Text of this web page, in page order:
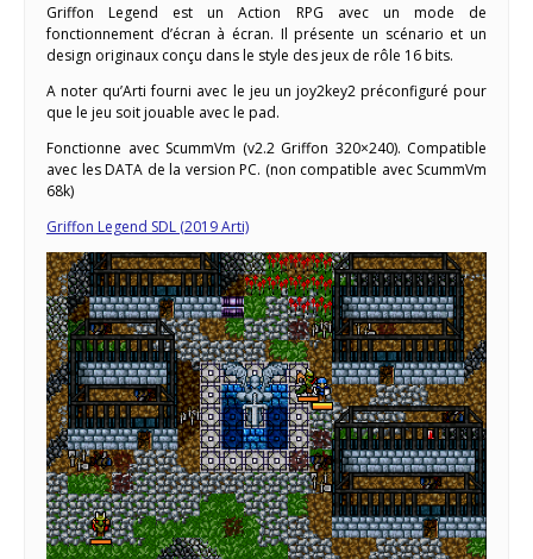
Griffon Legend est un Action RPG avec un mode de
fonctionnement d’écran à écran. Il présente un scénario et un
design originaux conçu dans le style des jeux de rôle 16 bits.
A noter qu’Arti fourni avec le jeu un joy2key2 préconfiguré pour
que le jeu soit jouable avec le pad.
Fonctionne avec ScummVm (v2.2 Griffon 320×240). Compatible
avec les DATA de la version PC. (non compatible avec ScummVm
68k)
Griffon Legend SDL (2019 Arti)